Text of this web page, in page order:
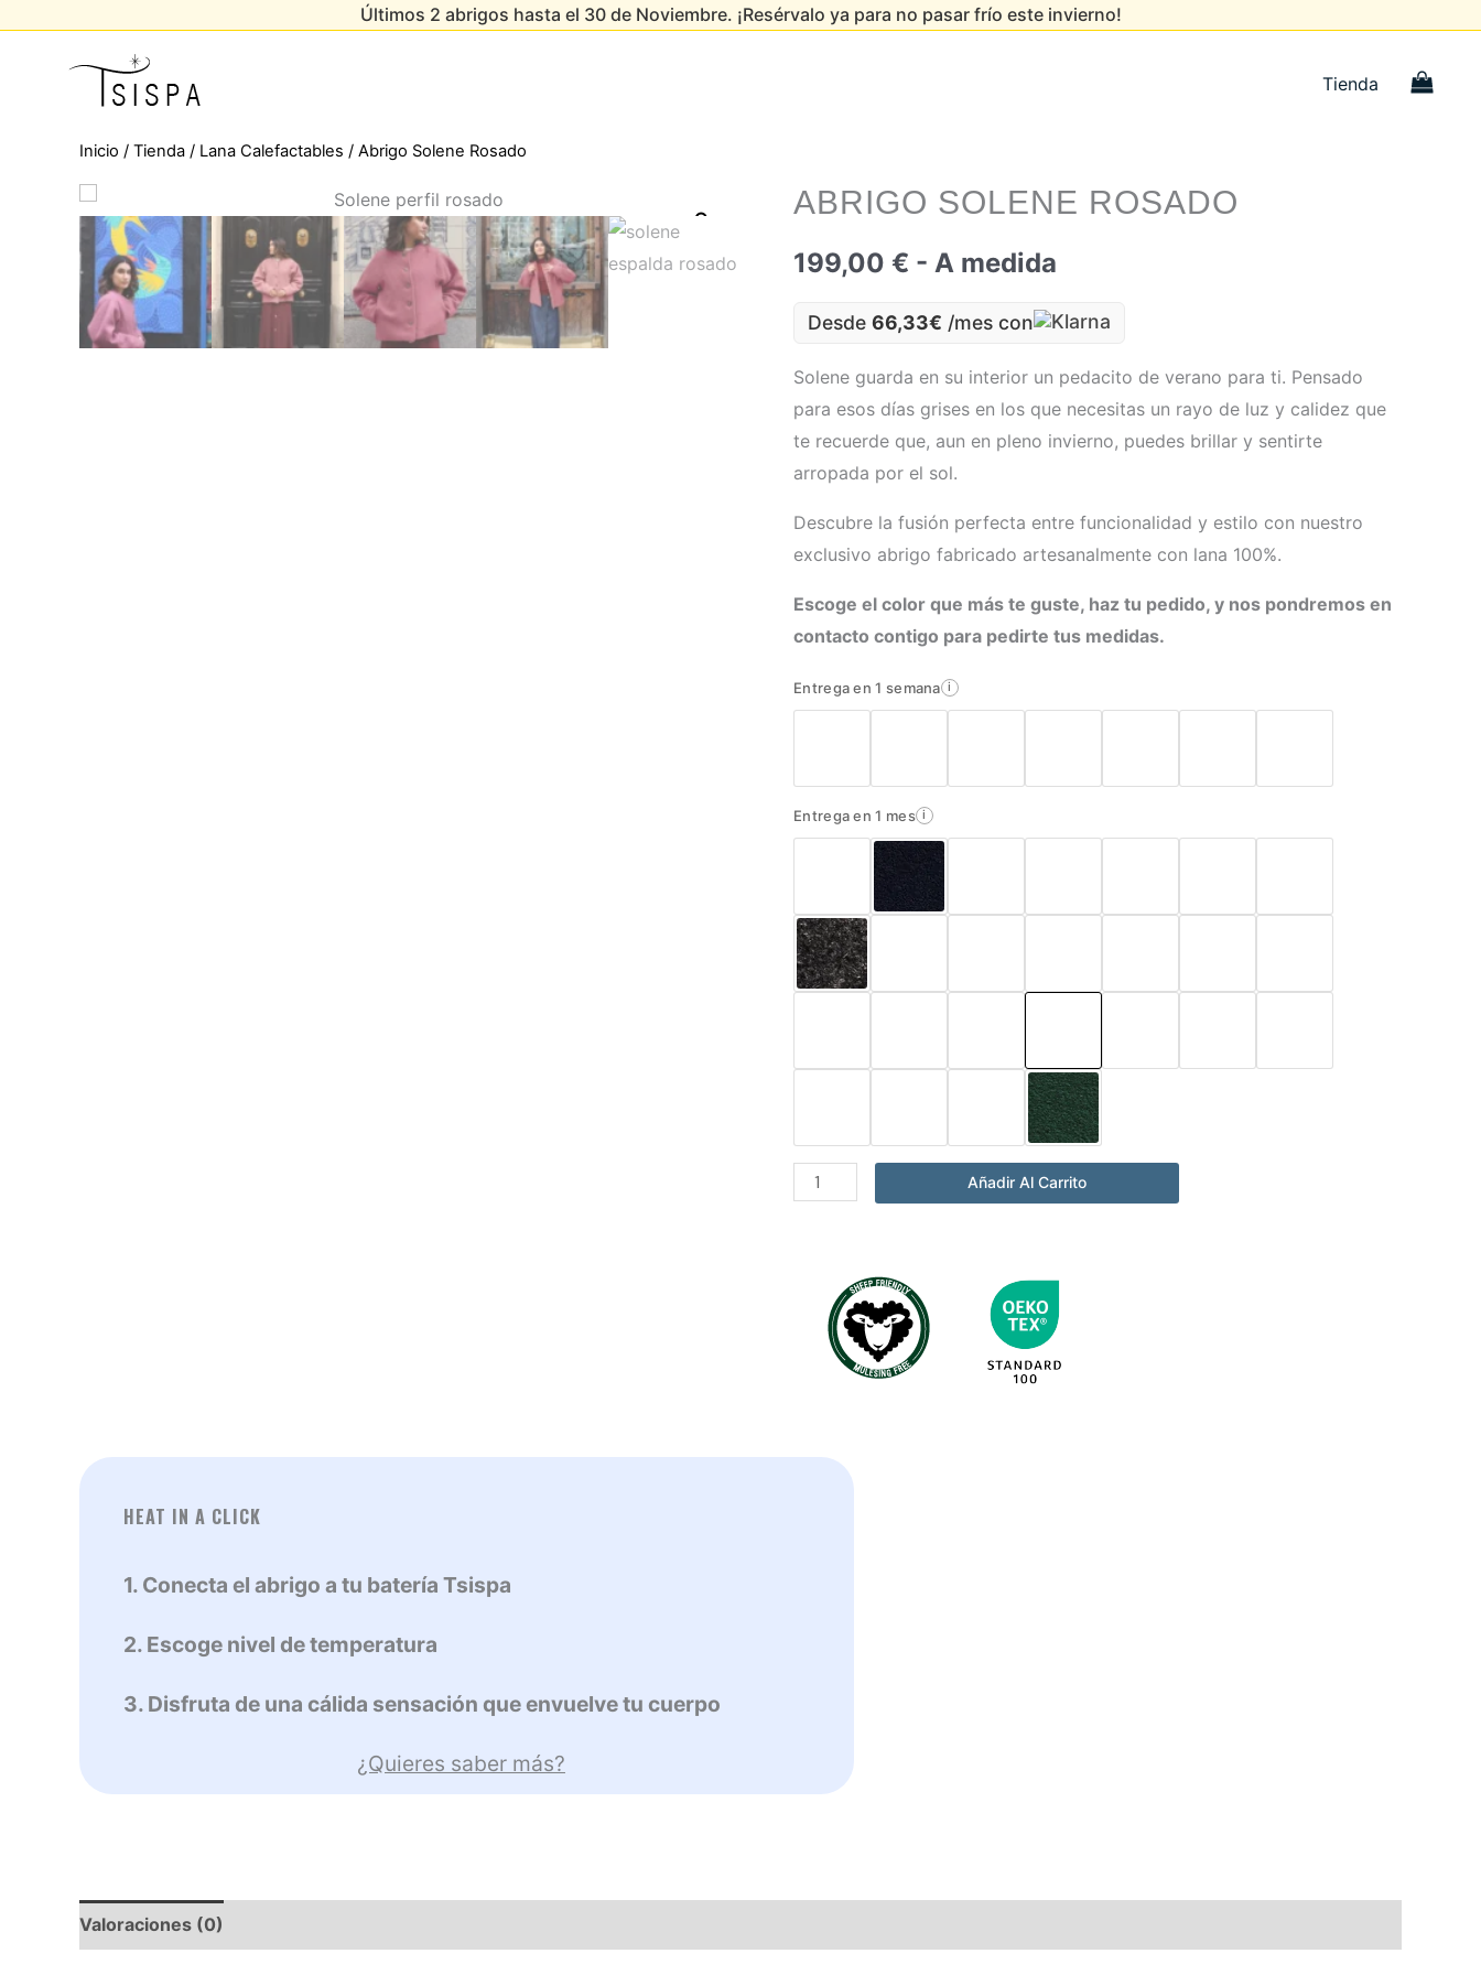
Últimos 2 abrigos hasta el 30 de Noviembre. ¡Resérvalo ya para no pasar frío este invierno!
Tienda
Inicio / Tienda / Lana Calefactables / Abrigo Solene Rosado
ABRIGO SOLENE ROSADO
199,00 € - A medida
Desde 66,33€ /mes con
Solene guarda en su interior un pedacito de verano para ti. Pensado
para esos días grises en los que necesitas un rayo de luz y calidez que
te recuerde que, aun en pleno invierno, puedes brillar y sentirte
arropada por el sol.
Descubre la fusión perfecta entre funcionalidad y estilo con nuestro
exclusivo abrigo fabricado artesanalmente con lana 100%.
Escoge el color que más te guste, haz tu pedido, y nos pondremos en
contacto contigo para pedirte tus medidas.
Entrega en 1 semana i
Entrega en 1 mes i
Abrigo
Solene
Añadir Al Carrito
HEAT IN A CLICK
1. Conecta el abrigo a tu batería Tsispa
2. Escoge nivel de temperatura
3. Disfruta de una cálida sensación que envuelve tu cuerpo
¿Quieres saber más?
Valoraciones (0)